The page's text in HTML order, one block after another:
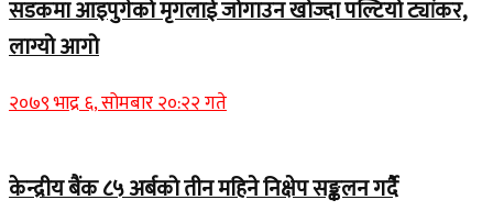
सडकमा आइपुगेको मृगलाई जोगाउन खोज्दा पल्टियो ट्यांकर,
लाग्यो आगो
२०७९ भाद्र ६, सोमबार २०:२२ गते
केन्द्रीय बैंक ८५ अर्बको तीन महिने निक्षेप सङ्कलन गर्दै